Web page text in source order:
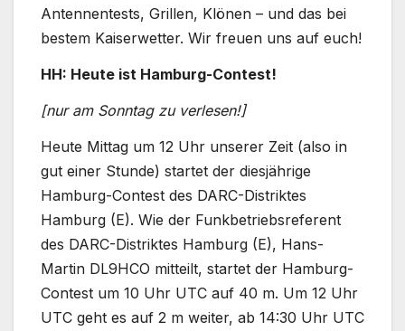
Antennentests, Grillen, Klönen – und das bei
bestem Kaiserwetter. Wir freuen uns auf euch!
HH: Heute ist Hamburg-Contest!
[nur am Sonntag zu verlesen!]
Heute Mittag um 12 Uhr unserer Zeit (also in
gut einer Stunde) startet der diesjährige
Hamburg-Contest des DARC-Distriktes
Hamburg (E). Wie der Funkbetriebsreferent
des DARC-Distriktes Hamburg (E), Hans-
Martin DL9HCO mitteilt, startet der Hamburg-
Contest um 10 Uhr UTC auf 40 m. Um 12 Uhr
UTC geht es auf 2 m weiter, ab 14:30 Uhr UTC